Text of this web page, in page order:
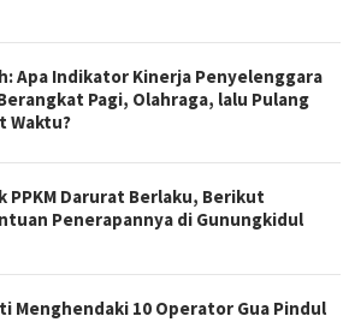
Apa Indikator Kinerja Penyelenggara
Pagi, Olahraga, lalu Pulang
Waktu?
PPKM Darurat Berlaku, Berikut
Penerapannya di Gunungkidul
Menghendaki 10 Operator Gua Pindul